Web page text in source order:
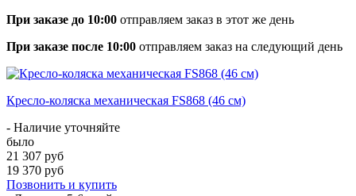
При заказе до 10:00 отправляем заказ в этот же день
При заказе после 10:00 отправляем заказ на следующий день
Кресло-коляска механическая FS868 (46 см)
- Наличие уточняйте
было
21 307 руб
19 370 руб
Позвонить и купить